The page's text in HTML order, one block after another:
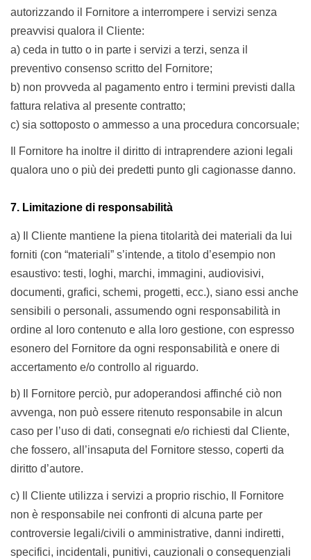
autorizzando il Fornitore a interrompere i servizi senza
preavvisi qualora il Cliente:
a) ceda in tutto o in parte i servizi a terzi, senza il
preventivo consenso scritto del Fornitore;
b) non provveda al pagamento entro i termini previsti dalla
fattura relativa al presente contratto;
c) sia sottoposto o ammesso a una procedura concorsuale;
Il Fornitore ha inoltre il diritto di intraprendere azioni legali
qualora uno o più dei predetti punto gli cagionasse danno.
7. Limitazione di responsabilità
a) Il Cliente mantiene la piena titolarità dei materiali da lui
forniti (con “materiali” s’intende, a titolo d’esempio non
esaustivo: testi, loghi, marchi, immagini, audiovisivi,
documenti, grafici, schemi, progetti, ecc.), siano essi anche
sensibili o personali, assumendo ogni responsabilità in
ordine al loro contenuto e alla loro gestione, con espresso
esonero del Fornitore da ogni responsabilità e onere di
accertamento e/o controllo al riguardo.
b) Il Fornitore perciò, pur adoperandosi affinché ciò non
avvenga, non può essere ritenuto responsabile in alcun
caso per l’uso di dati, consegnati e/o richiesti dal Cliente,
che fossero, all’insaputa del Fornitore stesso, coperti da
diritto d’autore.
c) Il Cliente utilizza i servizi a proprio rischio, Il Fornitore
non è responsabile nei confronti di alcuna parte per
controversie legali/civili o amministrative, danni indiretti,
specifici, incidentali, punitivi, cauzionali o consequenziali